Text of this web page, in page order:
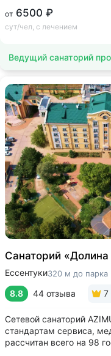
от 6500 ₽
сут/чел, с лечением
Ведущий санаторий
Санаторий
Ессентуки320 м до парка
8.8 44 отзыва 7
Сетевой санаторий
стандартам сервиса,
рассчитан всего на 98